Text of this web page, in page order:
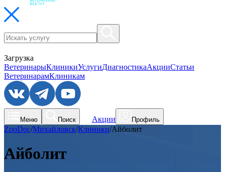
Загрузка
ВетеринарыКлиникиУслугиДиагностикаАкцииСтатьи
ВетеринарамКлиникам
Меню Поиск Акции Профиль
ZooDoc/Михайловск/Клиники/Айболит
Айболит